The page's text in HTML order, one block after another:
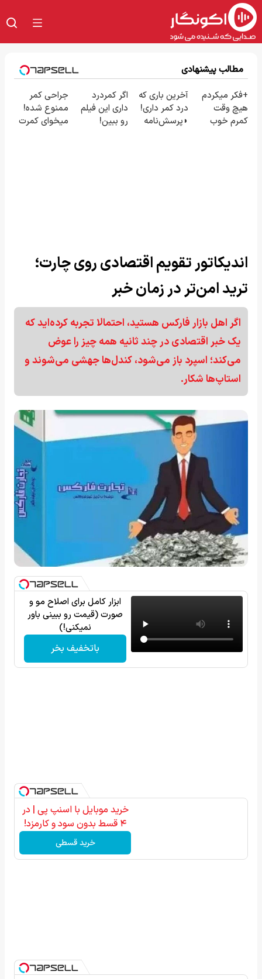
مطالب پیشنهادی
+فکر میکردم
هیچ وقت
کمرم خوب
آخرین باری که
درد کمر داری!
◗پرسش‌نامه
اگر کمردرد
داری این فیلم
رو ببین!
جراحی کمر
ممنوع شده!
میخوای کمرت
اندیکاتور تقویم اقتصادی روی چارت؛
ترید امن‌تر در زمان خبر
اگر اهل بازار فارکس هستید، احتمالا تجربه کرده‌اید که
یک خبر اقتصادی در چند ثانیه همه چیز را عوض
می‌کند؛ اسپرد باز می‌شود، کندل‌ها جهشی می‌شوند و
استاپ‌ها شکار.
ابزار کامل برای اصلاح مو و
صورت (قیمت رو ببینی باور
نمیکنی!)
باتخفیف بخر
خرید موبایل با اسنپ پی | در
۴ قسط بدون سود و کارمزد!
خرید قسطی